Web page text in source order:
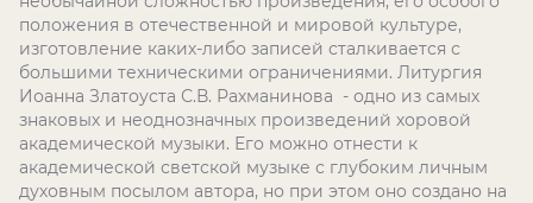
положения в отечественной и мировой культуре,
изготовление каких-либо записей сталкивается с
большими техническими ограничениями. Литургия
Иоанна Златоуста С.В. Рахманинова - одно из самых
знаковых и неоднозначных произведений хоровой
академической музыки. Его можно отнести к
академической светской музыке с глубоким личным
духовным посылом автора, но при этом оно создано на